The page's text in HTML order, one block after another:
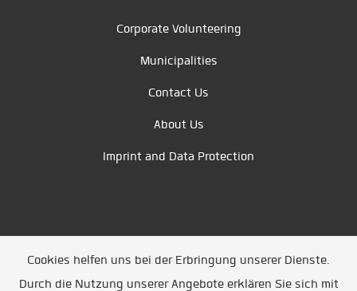
Corporate Volunteering
Municipalities
Contact Us
About Us
Imprint and Data Protection
Cookies helfen uns bei der Erbringung unserer Dienste.
Durch die Nutzung unserer Angebote erklären Sie sich mit